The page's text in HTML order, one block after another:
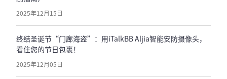
2025年12月15日
终结圣诞节“门廊海盗”：用iTalkBB Aljia智能安防摄像头，
看住您的节日包裹！
2025年12月05日